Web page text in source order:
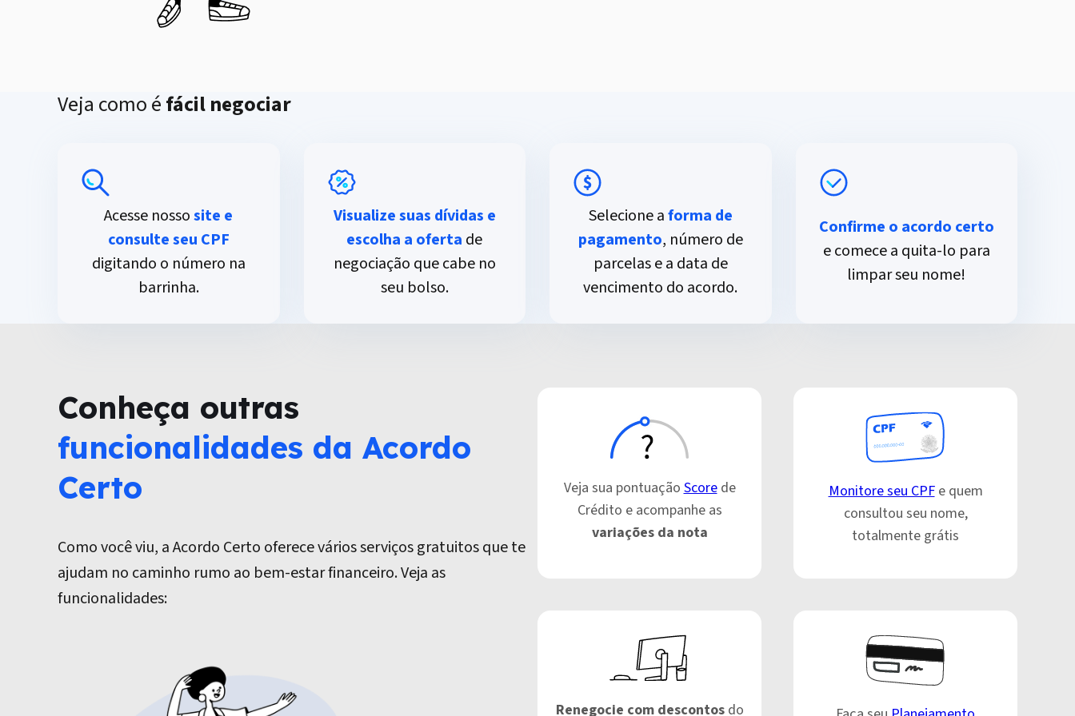
Veja como éfácil negociar
Acesse nossosite e
consulte seu CPF
digitando o número na
barrinha.
Visualize suas dívidas e
escolha a oferta de
negociação que cabe no
seu bolso.
Selecione aforma de
pagamento, número de
parcelas e a data de
vencimento do acordo.
Confirme o acordo certo
e comece a quita-lo para
limpar seu nome!
Conheça outras
funcionalidades da Acordo
Certo
Como você viu, a Acordo Certo oferece vários serviços gratuitos que te
ajudam no caminho rumo ao bem-estar financeiro. Veja as
funcionalidades:
Veja sua pontuaçãoScorede
Crédito e acompanhe as
variações da nota
Monitore seu CPFe quem
consultou seu nome,
totalmente grátis
Renegocie com descontosdo